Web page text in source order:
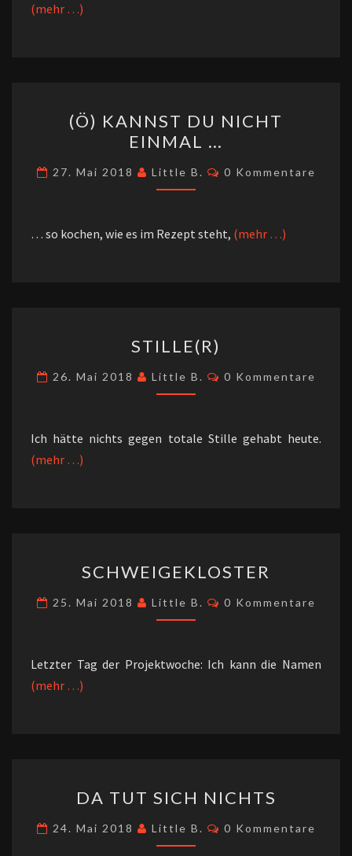
(mehr …)
KANNST
DU
NICHT
EINMAL
(Ö) KANNST DU NICHT
EINMAL …
27. Mai 2018 Little B. Kommentare
0 Kommentare
… so kochen, wie es im Rezept steht, (mehr …)
STILLE(R)
26. Mai 2018 Little B. Kommentare
0 Kommentare
Ich hätte nichts gegen totale Stille gehabt heute.
(mehr …)
SCHWEIGEKLOSTER
25. Mai 2018 Little B. Kommentare
0 Kommentare
Letzter Tag der Projektwoche: Ich kann die Namen
(mehr …)
TUT
SICH
NICHTS
DA TUT SICH NICHTS
24. Mai 2018 Little B. Kommentare
0 Kommentare